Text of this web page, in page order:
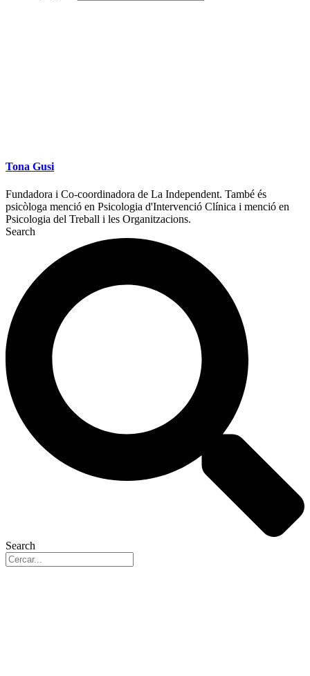
Tona Gusi
Fundadora i Co-coordinadora de La Independent. També és
psicòloga menció en Psicologia d'Intervenció Clínica i menció en
Psicologia del Treball i les Organitzacions.
Search
Search